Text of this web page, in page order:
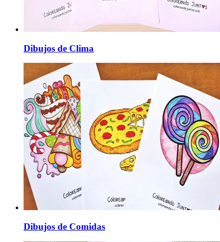
Dibujos de Clima
Dibujos de Comidas